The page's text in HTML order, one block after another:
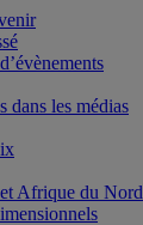
dans les médias
Afrique du Nord